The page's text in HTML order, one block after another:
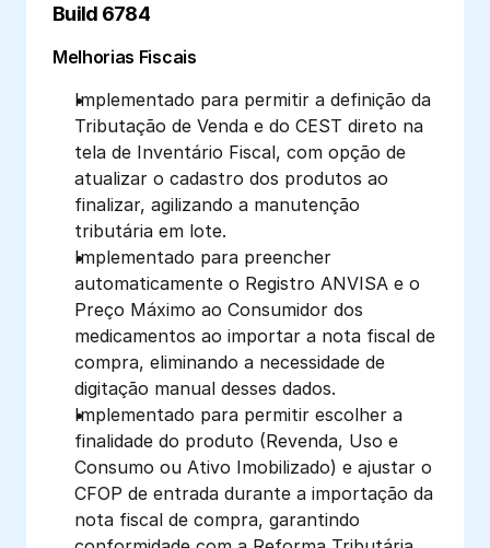
Build 6784
Melhorias Fiscais
Implementado para permitir a definição da
Tributação de Venda e do CEST direto na
tela de Inventário Fiscal, com opção de
atualizar o cadastro dos produtos ao
finalizar, agilizando a manutenção
tributária em lote.
Implementado para preencher
automaticamente o Registro ANVISA e o
Preço Máximo ao Consumidor dos
medicamentos ao importar a nota fiscal de
compra, eliminando a necessidade de
digitação manual desses dados.
Implementado para permitir escolher a
finalidade do produto (Revenda, Uso e
Consumo ou Ativo Imobilizado) e ajustar o
CFOP de entrada durante a importação da
nota fiscal de compra, garantindo